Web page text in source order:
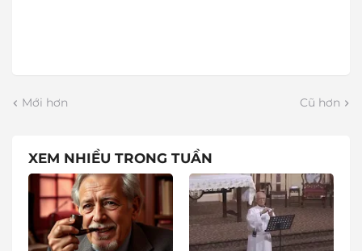
Mới hơn Cũ hơn
XEM NHIỀU TRONG TUẦN